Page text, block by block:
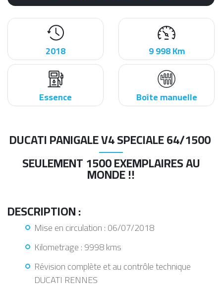
2018 9 998 Km
Essence Boîte manuelle
DUCATI PANIGALE V4 SPECIALE 64/1500
SEULEMENT 1500 EXEMPLAIRES AU
MONDE !!
DESCRIPTION :
Mise en circulation : 06/07/2018
Kilometrage : 9998 kms
Révision complète et au contrôle technique
DUCATI RENNES